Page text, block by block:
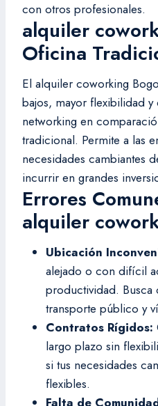
con otros profesionales.
alquiler
Oficina
El alquiler coworking
bajos, mayor flexibilidad
networking en
tradicional. Permite a las
necesidades cambiantes
incurrir en grandes
Errores
alquiler
Ubicación
alejado o con difícil
productividad.
transporte público y
Contratos Rígidos:
largo plazo sin
si tus necesidades
flexibles.
Falta de